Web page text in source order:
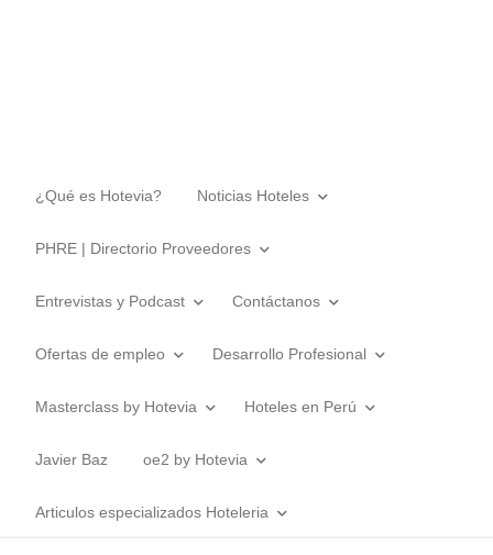
¿Qué es Hotevia? Noticias Hoteles
PHRE | Directorio Proveedores
Entrevistas y Podcast Contáctanos
Ofertas de empleo Desarrollo Profesional
Masterclass by Hotevia Hoteles en Perú
Javier Baz oe2 by Hotevia
Articulos especializados Hoteleria